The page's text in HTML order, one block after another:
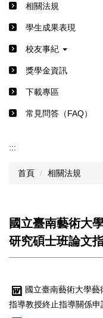
相關法規
學生成果表現
校友事紀
獎學金資訊
下載專區
常見問答（FAQ）
:::
首頁 相關法規
國立臺南藝術大
研究碩士班論文
國立臺南藝術大學
指導教授終止指導關係